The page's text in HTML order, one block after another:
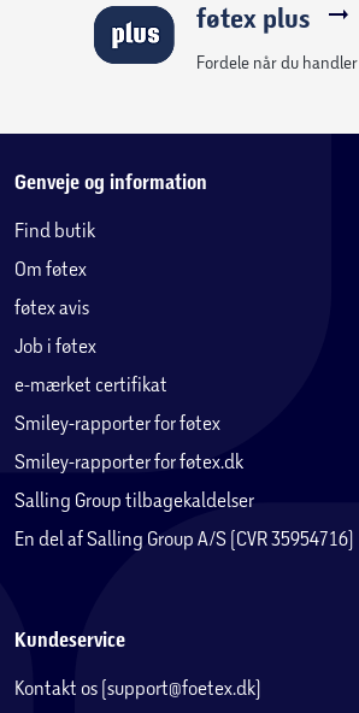
føtex plus
Fordele når du handler
Genveje og information
Find butik
Om føtex
føtex avis
Job i føtex
e-mærket certifikat
Smiley-rapporter for føtex
Smiley-rapporter for føtex.dk
Salling Group tilbagekaldelser
En del af Salling Group A/S (CVR 35954716)
Kundeservice
Kontakt os (support@foetex.dk)